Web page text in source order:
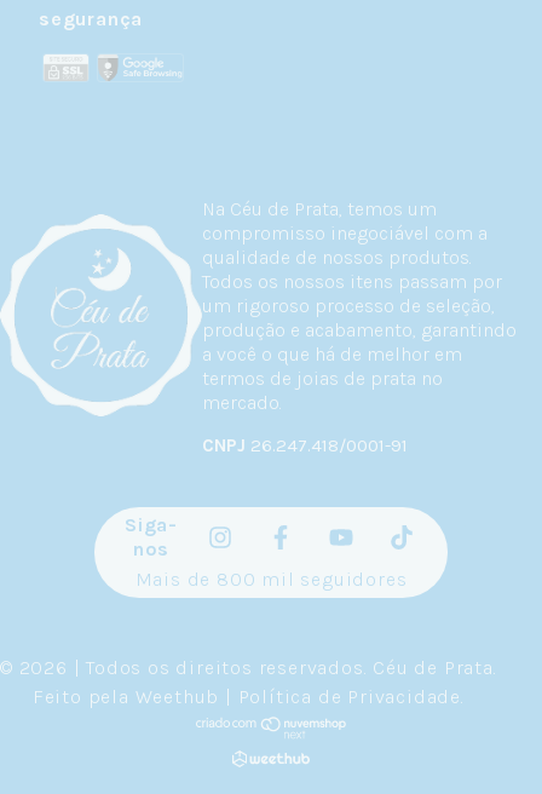
Na Céu de Prata, temos um
compromisso inegociável com a
qualidade de nossos produtos.
Todos os nossos itens passam por
um rigoroso processo de seleção,
produção e acabamento, garantindo
a você o que há de melhor em
termos de joias de prata no
mercado.
CNPJ 26.247.418/0001-91
segurança
Siga-
nos
Mais de 800 mil seguidores
© 2026 | Todos os direitos reservados. Céu de Prata.
Feito pela Weethub Política de Privacidade.